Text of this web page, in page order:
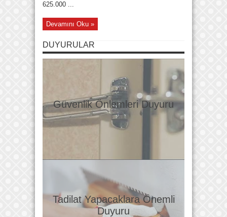
625.000 ...
Devamını Oku »
DUYURULAR
Güvenlik Önlemleri Duyuru
Tadilat Yapacaklara Önemli
Duyuru